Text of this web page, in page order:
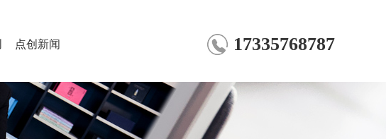
17335768787
点创新闻